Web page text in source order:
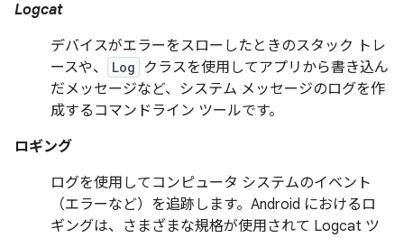
Logcat
デバイスがエラーをスローしたときのスタック トレ
ースや、
Log
クラスを使用してアプリから書き込ん
だメッセージなど、システム メッセージのログを作
成するコマンドライン ツールです。
ロギング
ログを使用してコンピュータ システムのイベント
（エラーなど）を追跡します。Android におけるロ
ギングは、さまざまな規格が使用されて Logcat ツ